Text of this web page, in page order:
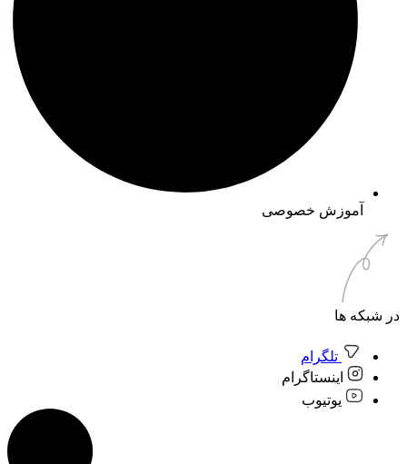
آموزش خصوصی
در شبکه ها
تلگرام
اینستاگرام
یوتیوب